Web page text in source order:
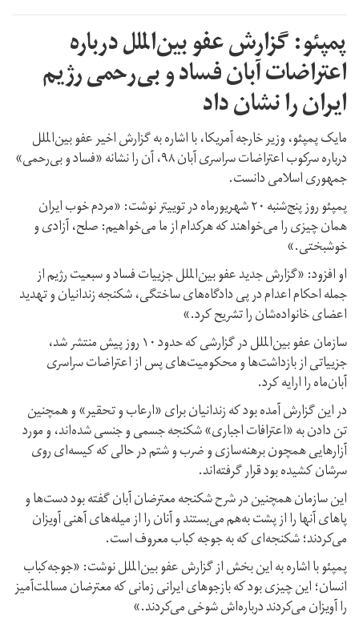
پمپئو: گزارش عفو بین‌الملل درباره
اعتراضات آبان فساد و بی‌رحمی رژیم
ایران را نشان داد
مایک پمپئو، وزیر خارجه آمریکا، با اشاره به گزارش اخیر عفو بین‌الملل
درباره سرکوب اعتراضات سراسری آبان ۹۸، آن را نشانه «فساد و بی‌رحمی»
جمهوری اسلامی دانست.
پمپئو روز پنج‌شنبه ۲۰ شهریورماه در توییتر نوشت: «مردم خوب ایران
همان چیزی را می‌خواهند که هرکدام از ما می‌خواهیم: صلح،‌ آزادی و
خوشبختی.»
او افزود: «گزارش جدید عفو بین‌الملل جزییات فساد و سبعیت رژیم از
جمله احکام اعدام در پی دادگاه‌های ساختگی،‌ شکنجه زندانیان و تهدید
اعضای خانواده‌شان را تشریح کرد.»
سازمان عفو بین‌الملل در گزارشی که حدود ۱۰ روز پیش منتشر شد،
جزییاتی از بازداشت‌ها و محکومیت‌های پس از اعتراضات سراسری
آبان‌ماه را ارایه کرد.
در این گزارش آمده بود که زندانیان برای «ارعاب و تحقیر» و همچنین
تن دادن به «اعترافات اجباری» شکنجه جسمی و جنسی شده‌اند، و مورد
آزارهایی همچون برهنه‌سازی و ضرب و شتم در حالی که کیسه‌ای روی
سرشان کشیده بود قرار گرفته‌اند.
این سازمان همچنین در شرح شکنجه معترضان آبان گفته بود دست‌ها و
پاهای آنها را از پشت به‌هم می‌بستند و آنان را از میله‌های آهنی آویزان
می‌کردند؛ شکنجه‌ای که به جوجه کباب معروف است.
پمپئو با اشاره به این بخش از گزارش عفو بین‌الملل نوشت: «جوجه‌کباب
انسان؛ این چیزی بود که بازجوهای ایرانی زمانی که معترضان مسالمت‌آمیز
را آویزان می‌کردند درباره‌اش شوخی می‌کردند.»